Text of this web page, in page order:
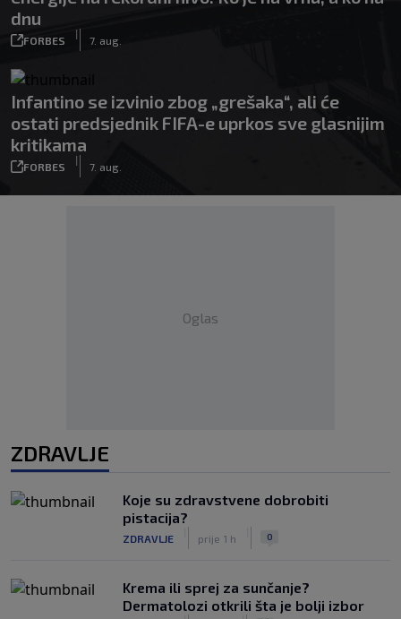
dnu
FORBES
|
7. aug.
Infantino se izvinio zbog „grešaka“, ali će
ostati predsjednik FIFA-e uprkos sve glasnijim
kritikama
FORBES
|
7. aug.
Oglas
ZDRAVLJE
Koje su zdravstvene dobrobiti
pistacija?
ZDRAVLJE prije 1 h 0
Krema ili sprej za sunčanje?
Dermatolozi otkrili šta je bolji izbor